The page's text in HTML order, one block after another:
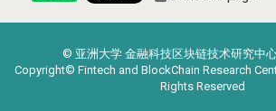
© 亚洲大学 金融科技区块链技术研究中
Copyright© Fintech and BlockChain Research
Rights Reserved